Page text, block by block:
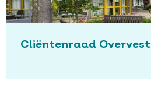
Cliëntenraad Overvest